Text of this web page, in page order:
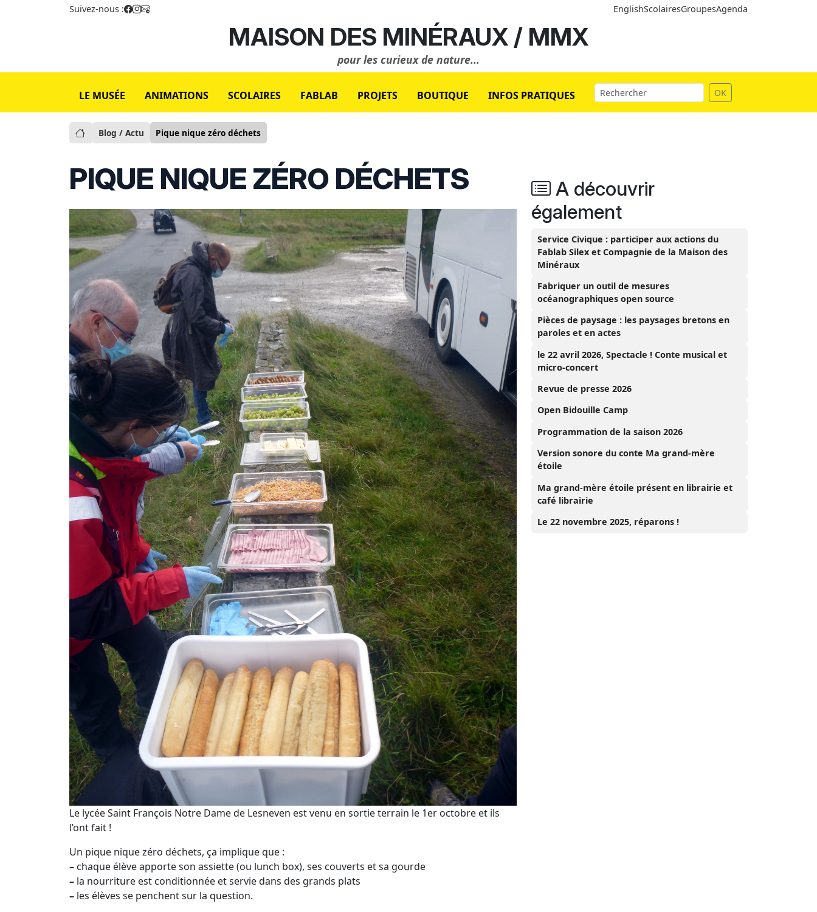
Suivez-nous : EnglishScolairesGroupesAgenda
MAISON DES MINÉRAUX / MMX
pour les curieux de nature...
LE MUSÉE ANIMATIONS SCOLAIRES FABLAB PROJETS BOUTIQUE INFOS PRATIQUES OK
Blog / Actu Pique nique zéro déchets
PIQUE NIQUE ZÉRO DÉCHETS
Le lycée Saint François Notre Dame de Lesneven est venu en sortie terrain le 1er octobre et ils
l’ont fait !
Un pique nique zéro déchets, ça implique que :
– chaque élève apporte son assiette (ou lunch box), ses couverts et sa gourde
– la nourriture est conditionnée et servie dans des grands plats
– les élèves se penchent sur la question.
A découvrir
également
Service Civique : participer aux actions du
Fablab Silex et Compagnie de la Maison des
Minéraux
Fabriquer un outil de mesures
océanographiques open source
Pièces de paysage : les paysages bretons en
paroles et en actes
le 22 avril 2026, Spectacle ! Conte musical et
micro-concert
Revue de presse 2026
Open Bidouille Camp
Programmation de la saison 2026
Version sonore du conte Ma grand-mère
étoile
Ma grand-mère étoile présent en librairie et
café librairie
Le 22 novembre 2025, réparons !